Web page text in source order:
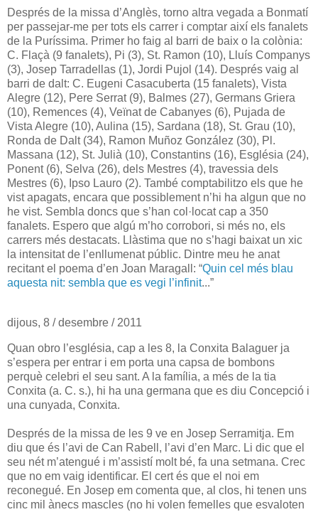
Després de la missa d’Anglès, torno altra vegada a Bonmatí
per passejar-me per tots els carrer i comptar així els fanalets
de la Puríssima. Primer ho faig al barri de baix o la colònia:
C. Flaçà (9 fanalets), Pi (3), St. Ramon (10), Lluís Companys
(3), Josep Tarradellas (1), Jordi Pujol (14). Després vaig al
barri de dalt: C. Eugeni Casacuberta (15 fanalets), Vista
Alegre (12), Pere Serrat (9), Balmes (27), Germans Griera
(10), Remences (4), Veïnat de Cabanyes (6), Pujada de
Vista Alegre (10), Aulina (15), Sardana (18), St. Grau (10),
Ronda de Dalt (34), Ramon Muñoz González (30), Pl.
Massana (12), St. Julià (10), Constantins (16), Església (24),
Ponent (6), Selva (26), dels Mestres (4), travessia dels
Mestres (6), Ipso Lauro (2). També comptabilitzo els que he
vist apagats, encara que possiblement n’hi ha algun que no
he vist. Sembla doncs que s’han col·locat cap a 350
fanalets. Espero que algú m’ho corrobori, si més no, els
carrers més destacats. Llàstima que no s’hagi baixat un xic
la intensitat de l’enllumenat públic. Dintre meu he anat
recitant el poema d’en Joan Maragall: “Quin cel més blau
aquesta nit: sembla que es vegi l’infinit...”
dijous, 8 / desembre / 2011
Quan obro l’església, cap a les 8, la Conxita Balaguer ja
s’espera per entrar i em porta una capsa de bombons
perquè celebri el seu sant. A la família, a més de la tia
Conxita (a. C. s.), hi ha una germana que es diu Concepció i
una cunyada, Conxita.
Després de la missa de les 9 ve en Josep Serramitja. Em
diu que és l’avi de Can Rabell, l’avi d’en Marc. Li dic que el
seu nét m’atengué i m’assistí molt bé, fa una setmana. Crec
que no em vaig identificar. El cert és que el noi em
reconegué. En Josep em comenta que, al clos, hi tenen uns
cinc mil ànecs mascles (no hi volen femelles que esvaloten